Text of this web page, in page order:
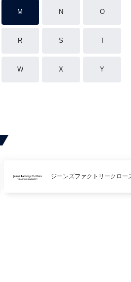
M N O
R S T
W X Y
ジーンズファクトリークロー